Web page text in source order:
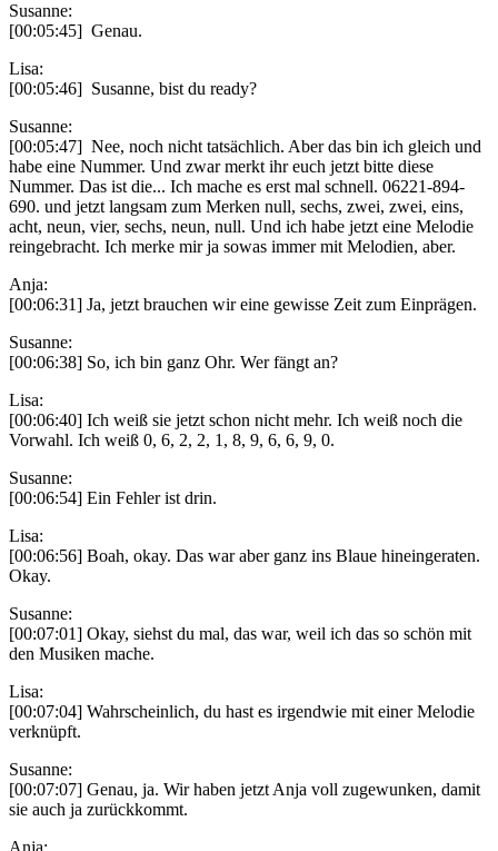
Susanne:
[00:05:45] Genau.
Lisa:
[00:05:46] Susanne, bist du ready?
Susanne:
[00:05:47] Nee, noch nicht tatsächlich. Aber das bin ich gleich und
habe eine Nummer. Und zwar merkt ihr euch jetzt bitte diese
Nummer. Das ist die... Ich mache es erst mal schnell. 06221-894-
690. und jetzt langsam zum Merken null, sechs, zwei, zwei, eins,
acht, neun, vier, sechs, neun, null. Und ich habe jetzt eine Melodie
reingebracht. Ich merke mir ja sowas immer mit Melodien, aber.
Anja:
[00:06:31] Ja, jetzt brauchen wir eine gewisse Zeit zum Einprägen.
Susanne:
[00:06:38] So, ich bin ganz Ohr. Wer fängt an?
Lisa:
[00:06:40] Ich weiß sie jetzt schon nicht mehr. Ich weiß noch die
Vorwahl. Ich weiß 0, 6, 2, 2, 1, 8, 9, 6, 6, 9, 0.
Susanne:
[00:06:54] Ein Fehler ist drin.
Lisa:
[00:06:56] Boah, okay. Das war aber ganz ins Blaue hineingeraten.
Okay.
Susanne:
[00:07:01] Okay, siehst du mal, das war, weil ich das so schön mit
den Musiken mache.
Lisa:
[00:07:04] Wahrscheinlich, du hast es irgendwie mit einer Melodie
verknüpft.
Susanne:
[00:07:07] Genau, ja. Wir haben jetzt Anja voll zugewunken, damit
sie auch ja zurückkommt.
Anja: